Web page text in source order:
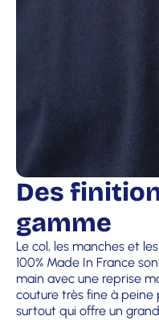
Des
gamme
Le col, les manches et
100% Made In France
main avec une reprise
couture très fine à
surtout qui offre un